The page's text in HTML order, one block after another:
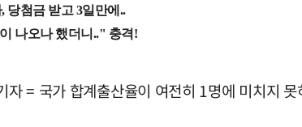
자 = 국가 합계출산율이 여전히 1명에 미치지